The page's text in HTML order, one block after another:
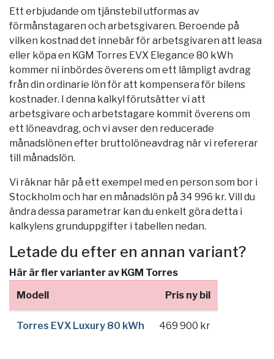
Ett erbjudande om tjänstebil utformas av
förmånstagaren och arbetsgivaren. Beroende på
vilken kostnad det innebär för arbetsgivaren att leasa
eller köpa en KGM Torres EVX Elegance 80 kWh
kommer ni inbördes överens om ett lämpligt avdrag
från din ordinarie lön för att kompensera för bilens
kostnader. I denna kalkyl förutsätter vi att
arbetsgivare och arbetstagare kommit överens om
ett löneavdrag, och vi avser den reducerade
månadslönen efter bruttolöneavdrag när vi refererar
till månadslön.
Vi räknar här på ett exempel med en person som bor i
Stockholm och har en månadslön på 34 996 kr. Vill du
ändra dessa parametrar kan du enkelt göra detta i
kalkylens grunduppgifter i tabellen nedan.
Letade du efter en annan variant?
Här är fler varianter av KGM Torres
Modell
Pris ny bil
Torres EVX Luxury 80 kWh 469 900 kr